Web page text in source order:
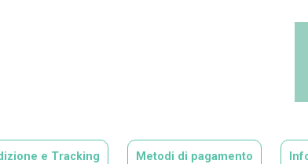
e Tracking Metodi di pagamento